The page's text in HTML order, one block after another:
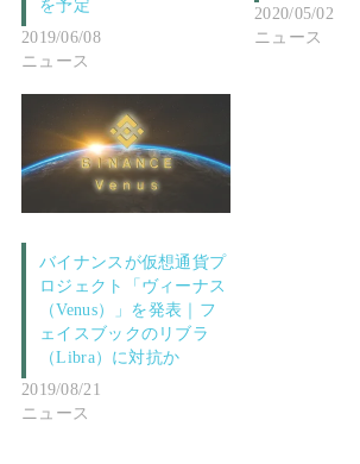
を予定
2019/06/08
ニュース
2020/05/02
ニュース
バイナンスが仮想通貨プ
ロジェクト「ヴィーナス
（Venus）」を発表｜フ
ェイスブックのリブラ
（Libra）に対抗か
2019/08/21
ニュース